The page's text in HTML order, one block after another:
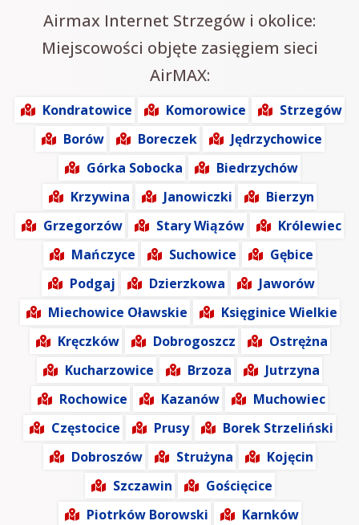
Airmax Internet Strzegów i okolice:
Miejscowości objęte zasięgiem sieci
AirMAX:
Kondratowice Komorowice
Strzegów
Borów
Boreczek
Jędrzychowice
Górka Sobocka
Biedrzychów
Krzywina
Janowiczki
Bierzyn
Grzegorzów
Stary Wiązów
Królewiec
Mańczyce
Suchowice
Gębice
Podgaj
Dzierzkowa
Jaworów
Miechowice Oławskie
Księginice Wielkie
Kręczków
Dobrogoszcz
Ostrężna
Kucharzowice
Brzoza
Jutrzyna
Rochowice
Kazanów
Muchowiec
Częstocice
Prusy
Borek Strzeliński
Dobroszów
Strużyna
Kojęcin
Szczawin
Gościęcice
Piotrków Borowski
Karnków